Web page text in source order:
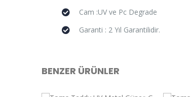
Cam :UV ve Pc Degrade
Garanti : 2 Yıl Garantilidir.
BENZER ÜRÜNLER